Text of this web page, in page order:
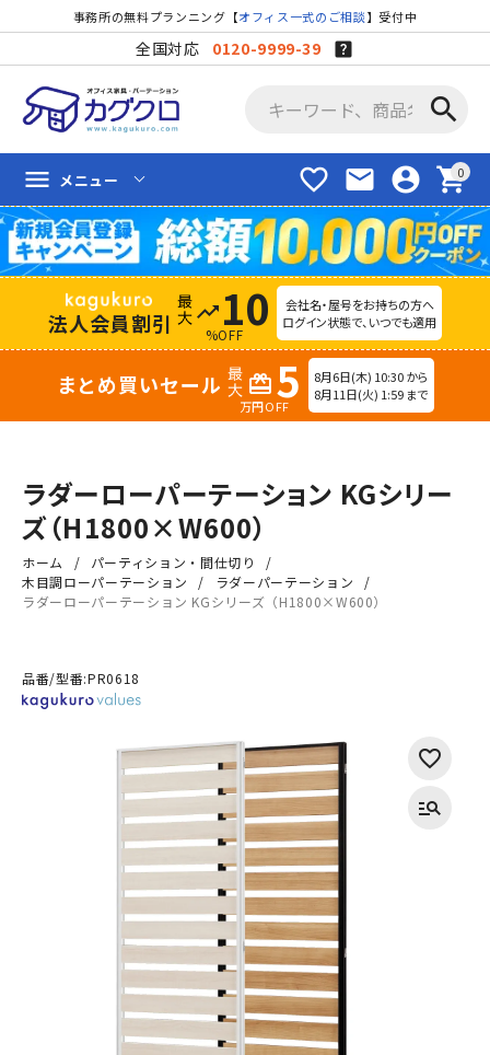
事務所の無料プランニング【オフィス一式のご相談】受付中
全国対応 0120-9999-39
search
favorite_border mail account_circle shopping_cart
menu メニュー
法人会員割引 trending_up 10
%OFF
会社名・屋号をお持ちの方へ
ログイン状態で、いつでも適用
まとめ買いセール redeem 5
万円OFF
8月6日(木) 10:30 から
8月11日(火) 1:59 まで
ラダーローパーテーション KGシリー
ズ（H1800×W600）
ホーム
パーティション・間仕切り
木目調ローパーテーション
ラダーパーテーション
ラダーローパーテーション KGシリーズ（H1800×W600）
品番/型番:PR0618